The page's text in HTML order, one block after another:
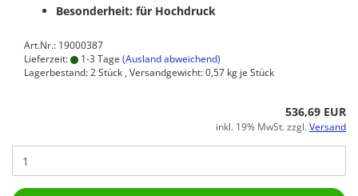
Besonderheit: für Hochdruck
Art.Nr.: 19000387
Lieferzeit:
1-3 Tage (Ausland abweichend)
Lagerbestand: 2 Stück , Versandgewicht:0,57 kg je Stück
536,69 EUR
inkl. 19% MwSt. zzgl.Versand